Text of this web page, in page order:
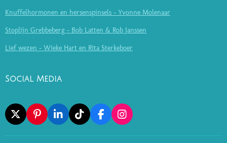
Knuffelhormonen en hersenspinsels - Yvonne Molenaar
Stoplijn Grebbeberg - Bob Latten & Rob Janssen
Lief wezen - Wieke Hart en Rita Sterkeboer
Social Media
X
P
I
N
L
I
N
T
I
K
F
A
C
I
N
S